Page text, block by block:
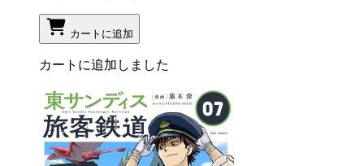
カートに追加
カートに追加しました